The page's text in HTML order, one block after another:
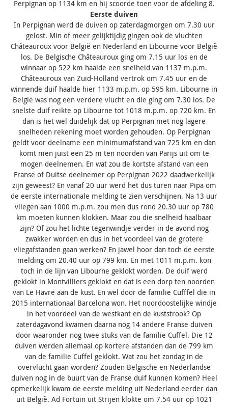
Perpignan op 1134 km en hij scoorde toen voor de afdeling 8.
Eerste duiven
In Perpignan werd de duiven op zaterdagmorgen om 7.30 uur
gelost. Min of meer gelijktijdig gingen ook de vluchten
Châteauroux voor België en Nederland en Libourne voor België
los. De Belgische Châteauroux ging om 7.15 uur los en de
winnaar op 522 km haalde een snelheid van 1137 m.p.m.
Châteauroux van Zuid-Holland vertrok om 7.45 uur en de
winnende duif haalde hier 1133 m.p.m. op 595 km. Libourne in
België was nog een verdere vlucht en die ging om 7.30 los. De
snelste duif reikte op Libourne tot 1018 m.p.m. op 720 km. En
dan is het wel duidelijk dat op Perpignan met nog lagere
snelheden rekening moet worden gehouden. Op Perpignan
geldt voor deelname een minimumafstand van 725 km en dan
komt men juist een 25 m ten noorden van Parijs uit om te
mogen deelnemen. En wat zou de kortste afstand van een
Franse of Duitse deelnemer op Perpignan 2022 daadwerkelijk
zijn geweest? En vanaf 20 uur werd het dus turen naar Pipa om
de eerste internationale melding te zien verschijnen. Na 13 uur
vliegen aan 1000 m.p.m. zou men dus rond 20.30 uur op 780
km moeten kunnen klokken. Maar zou die snelheid haalbaar
zijn? Of zou het lichte tegenwindje verder in de avond nog
zwakker worden en dus in het voordeel van de grotere
vliegafstanden gaan werken? En jawel hoor dan toch de eerste
melding om 20.40 uur op 799 km. En met 1011 m.p.m. kon
toch in de lijn van Libourne geklokt worden. De duif werd
geklokt in Montvilliers geklokt en dat is een dorp ten noorden
van Le Havre aan de kust. En wel door de familie Cufffel die in
2015 internationaal Barcelona won. Het noordoostelijke windje
in het voordeel van de westkant en de kuststrook? Op
zaterdagavond kwamen daarna nog 14 andere Franse duiven
door waaronder nog twee stuks van de familie Cuffel. Die 12
duiven werden allemaal op kortere afstanden dan de 799 km
van de familie Cuffel geklokt. Wat zou het zondag in de
overvlucht gaan worden? Zouden Belgische en Nederlandse
duiven nog in de buurt van de Franse duif kunnen komen? Heel
opmerkelijk kwam de eerste melding uit Nederland eerder dan
uit België. Ad Fortuin uit Strijen klokte om 7.54 uur op 1021